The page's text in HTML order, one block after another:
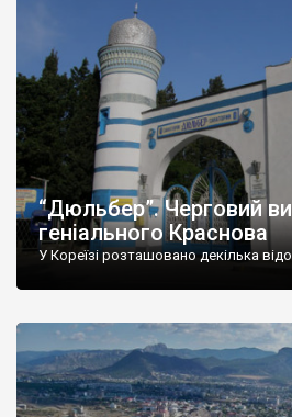
“Дюльбер”. Черговий
геніального Краснова
У Кореїзі розташовано декілька